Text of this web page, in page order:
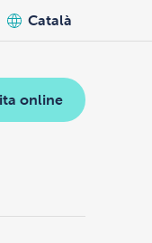
Català
online